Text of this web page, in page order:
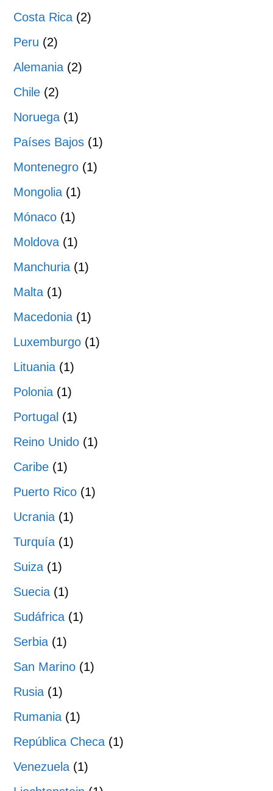
Costa Rica (2)
Peru (2)
Alemania (2)
Chile (2)
Noruega (1)
Países Bajos (1)
Montenegro (1)
Mongolia (1)
Mónaco (1)
Moldova (1)
Manchuria (1)
Malta (1)
Macedonia (1)
Luxemburgo (1)
Lituania (1)
Polonia (1)
Portugal (1)
Reino Unido (1)
Caribe (1)
Puerto Rico (1)
Ucrania (1)
Turquía (1)
Suiza (1)
Suecia (1)
Sudáfrica (1)
Serbia (1)
San Marino (1)
Rusia (1)
Rumania (1)
República Checa (1)
Venezuela (1)